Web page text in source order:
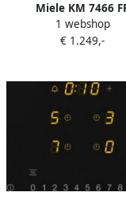
Miele KM 7466
Edition125 Inbouw
inductiekookplaat
1 webshop
€ 1.249,-